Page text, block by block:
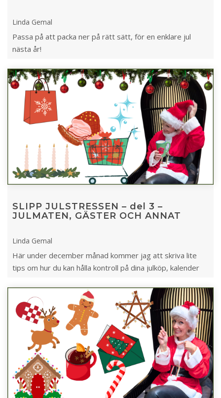
Linda Gemal
Passa på att packa ner på rätt sätt, för en enklare jul
nästa år!
SLIPP JULSTRESSEN – del 3 –
JULMATEN, GÄSTER OCH ANNAT
Linda Gemal
Här under december månad kommer jag att skriva lite
tips om hur du kan hålla kontroll på dina julköp, kalender